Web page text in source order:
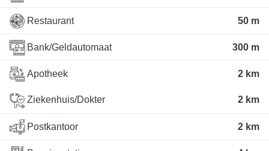
Restaurant 50 m
Bank/Geldautomaat 300 m
Apotheek 2 km
Ziekenhuis/Dokter 2 km
Postkantoor 2 km